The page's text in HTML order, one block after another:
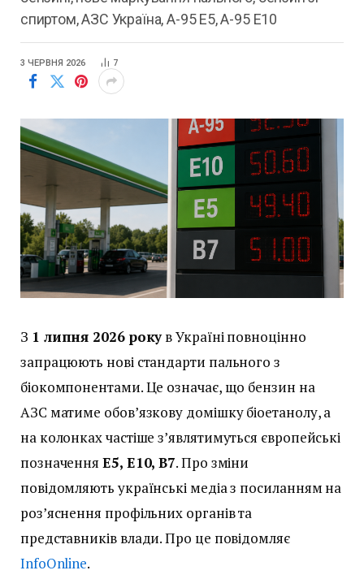
спиртом, АЗС Україна, А-95 E5, А-95 E10
3 ЧЕРВНЯ 2026 7
З 1 липня 2026 рокув Україні повноцінно
запрацюють нові стандарти пального з
біокомпонентами. Це означає, що бензин на
АЗС матиме обов’язкову домішку біоетанолу, а
на колонках частіше з’являтимуться європейські
позначенняE5, E10, B7. Про зміни
повідомляють українські медіа з посиланням на
роз’яснення профільних органів та
представників влади. Про це повідомляє
InfoOnline.